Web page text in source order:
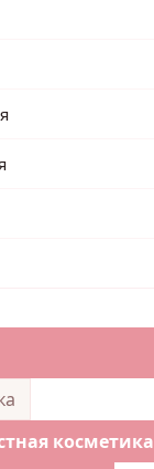
косметика